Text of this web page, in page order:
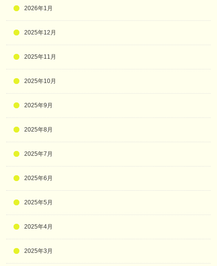
2026年1月
2025年12月
2025年11月
2025年10月
2025年9月
2025年8月
2025年7月
2025年6月
2025年5月
2025年4月
2025年3月